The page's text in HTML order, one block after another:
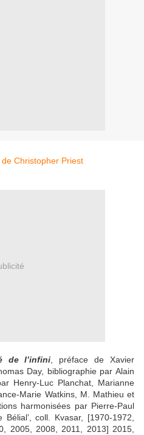
de l’infini , préface de Xavier
Day, bibliographie par Alain
Henry-Luc Planchat, Marianne
Marie Watkins, M. Mathieu et
harmonisées par Pierre-Paul
coll. Kvasar, [1970-1972,
2005, 2008, 2011, 2013] 2015,